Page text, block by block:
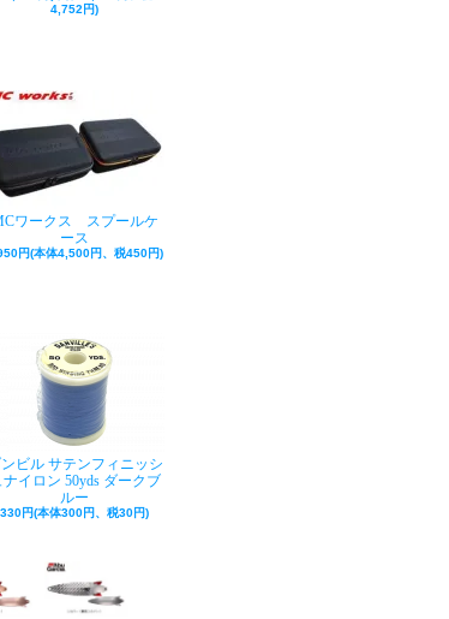
4,752円)
ワークス スプールケ
ース
円(本体4,500円、税450円)
ビル サテンフィニッシ
ナイロン 50yds ダークブ
ルー
330円(本体300円、税30円)